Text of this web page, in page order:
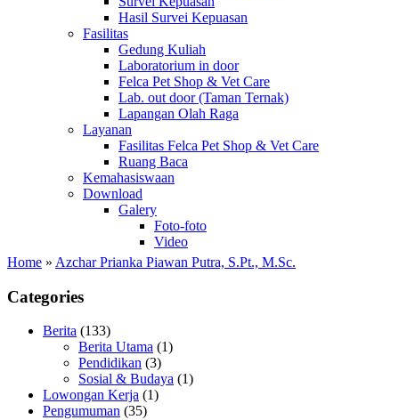
Hasil Survei Kepuasan
Fasilitas
Gedung Kuliah
Laboratorium in door
Felca Pet Shop & Vet Care
Lab. out door (Taman Ternak)
Lapangan Olah Raga
Layanan
Fasilitas Felca Pet Shop & Vet Care
Ruang Baca
Kemahasiswaan
Download
Galery
Foto-foto
Video
Home » Azchar Prianka Piawan Putra, S.Pt., M.Sc.
Categories
Berita (133)
Berita Utama (1)
Pendidikan (3)
Sosial & Budaya (1)
Lowongan Kerja (1)
Pengumuman (35)